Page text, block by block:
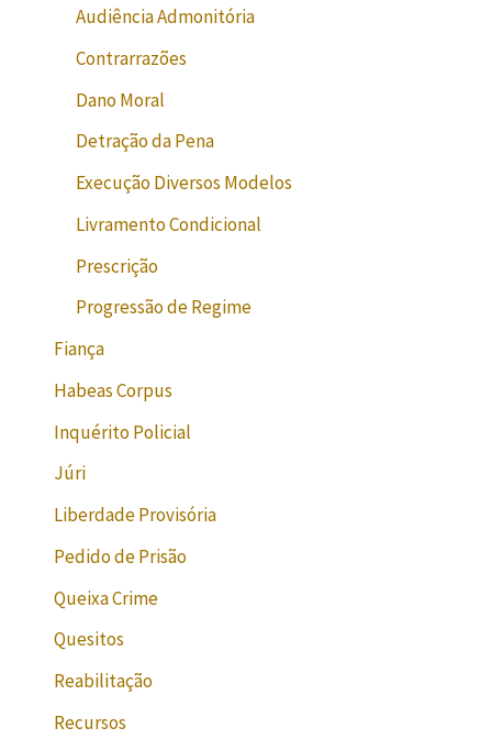
Audiência Admonitória
Contrarrazões
Dano Moral
Detração da Pena
Execução Diversos Modelos
Livramento Condicional
Prescrição
Progressão de Regime
Fiança
Habeas Corpus
Inquérito Policial
Júri
Liberdade Provisória
Pedido de Prisão
Queixa Crime
Quesitos
Reabilitação
Recursos